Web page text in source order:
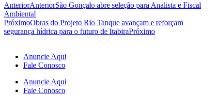
AnteriorAnteriorSão Gonçalo abre seleção para Analista e Fiscal
Ambiental
PróximoObras do Projeto Rio Tanque avançam e reforçam
segurança hídrica para o futuro de ItabiraPróximo
Anuncie Aqui
Fale Conosco
Anuncie Aqui
Fale Conosco